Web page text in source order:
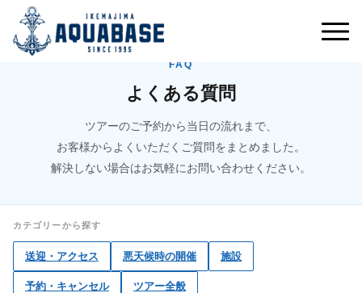
FAQ
よくある質問
ツアーのご予約から当日の流れまで、
お客様からよくいただくご質問をまとめました。
解決しない場合はお気軽にお問い合わせください。
カテゴリーから探す
送迎・アクセス 悪天候時の開催 施設
予約・キャンセル ツアー全般